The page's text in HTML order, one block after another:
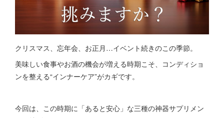
クリスマス、忘年会、お正月…イベント続きのこの季節。
美味しい食事やお酒の機会が増える時期こそ、コンディショ
ンを整える“インナーケア”がカギです。
今回は、この時期に「あると安心」な三種の神器サプリメン